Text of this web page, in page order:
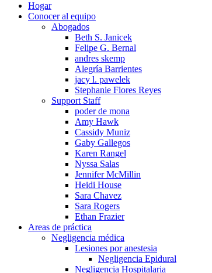
Hogar
Conocer al equipo
Abogados
Beth S. Janicek
Felipe G. Bernal
andres skemp
Alegría Barrientes
jacy l. pawelek
Stephanie Flores Reyes
Support Staff
poder de mona
Amy Hawk
Cassidy Muniz
Gaby Gallegos
Karen Rangel
Nyssa Salas
Jennifer McMillin
Heidi House
Sara Chavez
Sara Rogers
Ethan Frazier
Areas de práctica
Negligencia médica
Lesiones por anestesia
Negligencia Epidural
Negligencia Hospitalaria